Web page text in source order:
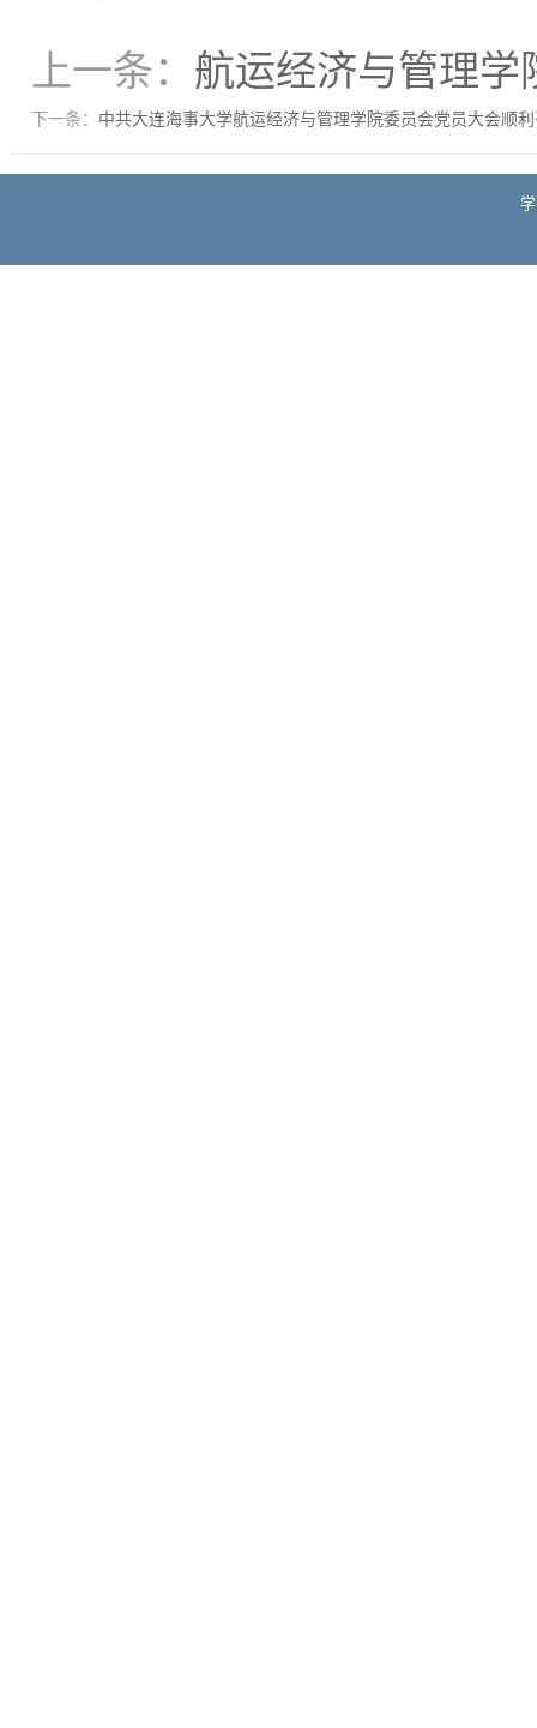
上一条： 航运经济与管理学
下一条： 中共大连海事大学航运经济与管理学院委员会党员大会顺